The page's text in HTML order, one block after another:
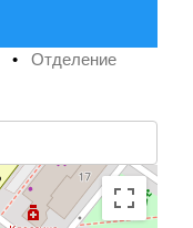
• Отделение